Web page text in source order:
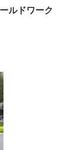
ルドワーク